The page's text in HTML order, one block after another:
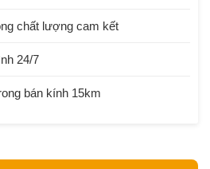
chất lượng cam kết
24/7
bán kính 15km